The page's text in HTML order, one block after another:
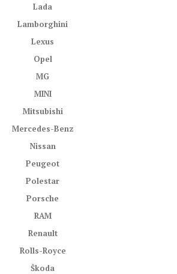
Lada
Lamborghini
Lexus
Opel
MG
MINI
Mitsubishi
Mercedes-Benz
Nissan
Peugeot
Polestar
Porsche
RAM
Renault
Rolls-Royce
Škoda